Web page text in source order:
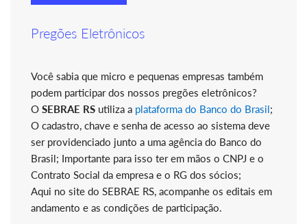
Pregões Eletrônicos
Você sabia que micro e pequenas empresas também
podem participar dos nossos pregões eletrônicos?
O SEBRAE RS utiliza a plataforma do Banco do Brasil;
O cadastro, chave e senha de acesso ao sistema deve
ser providenciado junto a uma agência do Banco do
Brasil; Importante para isso ter em mãos o CNPJ e o
Contrato Social da empresa e o RG dos sócios;
Aqui no site do SEBRAE RS, acompanhe os editais em
andamento e as condições de participação.